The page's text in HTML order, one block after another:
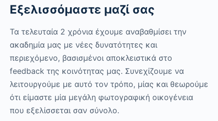
Εξελισσόμαστε μαζί σας
Τα τελευταία 2 χρόνια έχουμε αναβαθμίσει την
ακαδημία μας με νέες δυνατότητες και
περιεχόμενο, βασισμένοι αποκλειστικά στο
feedback της κοινότητας μας. Συνεχίζουμε να
λειτουργούμε με αυτό τον τρόπο, μίας και θεωρούμε
ότι είμαστε μία μεγάλη φωτογραφική οικογένεια
που εξελίσσεται σαν σύνολο.